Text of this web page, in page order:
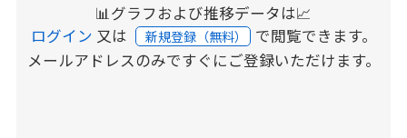
📊グラフおよび推移データは📈
ログイン 又は 新規登録（無料） で閲覧できます。
メールアドレスのみですぐにご登録いただけます。